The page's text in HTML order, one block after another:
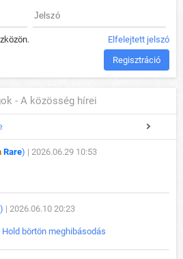
Elfelejtett jelszó
Regisztráció
- A közösség hírei
Rare) | 2026.06.29 10:53
) | 2026.06.10 20:23
Hold börtön meghibásodás